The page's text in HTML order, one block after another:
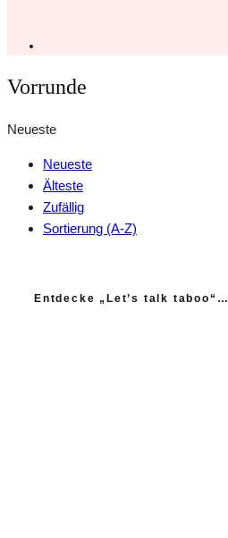
Vorrunde
Neueste
Neueste
Älteste
Zufällig
Sortierung (A-Z)
Entdecke „Let’s talk taboo“…